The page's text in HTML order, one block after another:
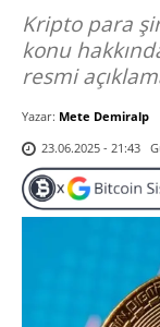
Kripto para
konu
resmi
Yazar: Mete Demiralp
23.06.2025 - 21:43